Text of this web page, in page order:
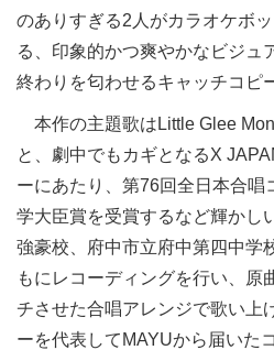
のありすぎる2人がカラオケボ
る、印象的かつ爽やかなビジュ
終わりを匂わせるキャッチコピ
本作の主題歌はLittle Glee
と、劇中でもカギとなるX
ーにあたり、第76回全日本合唱
学大臣賞を受賞するなど輝かし
強豪校、府中市立府中第四中学
もにレコーディングを行い、原
チさせた合唱アレンジで歌い上
ーを代表してMAYUから届いた